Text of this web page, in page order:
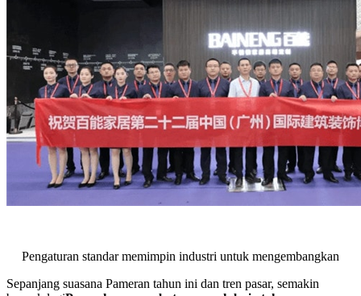
Pengaturan standar memimpin industri untuk mengembangkan
Sepanjang suasana Pameran tahun ini dan tren pasar, semakin